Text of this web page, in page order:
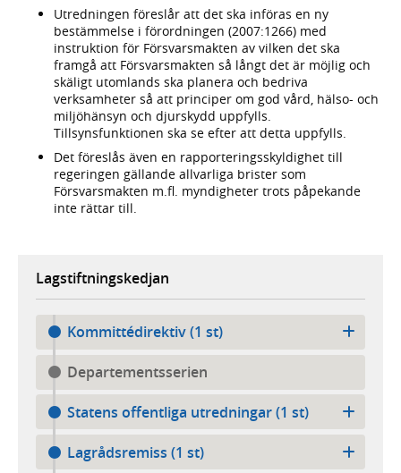
Utredningen föreslår att det ska införas en ny
bestämmelse i förordningen (2007:1266) med
instruktion för Försvarsmakten av vilken det ska
framgå att Försvarsmakten så långt det är möjlig och
skäligt utomlands ska planera och bedriva
verksamheter så att principer om god vård, hälso- och
miljöhänsyn och djurskydd uppfylls.
Tillsynsfunktionen ska se efter att detta uppfylls.
Det föreslås även en rapporteringsskyldighet till
regeringen gällande allvarliga brister som
Försvarsmakten m.fl. myndigheter trots påpekande
inte rättar till.
Lagstiftningskedjan
Kommittédirektiv (1 st)
Departementsserien
Statens offentliga utredningar (1 st)
Lagrådsremiss (1 st)